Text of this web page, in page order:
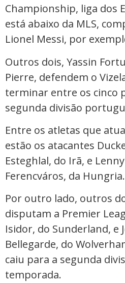
Championship, liga dos
está abaixo da MLS,
Lionel Messi, por
Outros dois, Yassin
Pierre, defendem o
terminar entre os cinco
segunda divisão
Entre os atletas que
estão os atacantes
Esteghlal, do Irã, e
Ferencváros, da Hungria.
Por outro lado, outros
disputam a Premier
Isidor, do Sunderland, e
Bellegarde, do
caiu para a segunda
temporada.